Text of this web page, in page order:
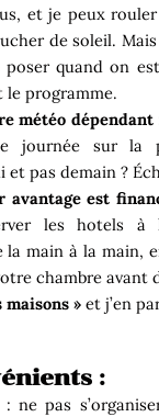
et je peux
de soleil.
poser quand on
programme.
météo dépendant
journée sur la
et pas demain ?
avantage est
les hotels à
la main à la main,
chambre avant
maisons »et j’en
:
ne pas